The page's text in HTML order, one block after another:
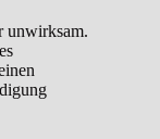
unwirksam.